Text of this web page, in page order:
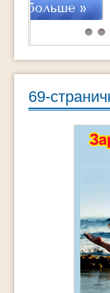
69-